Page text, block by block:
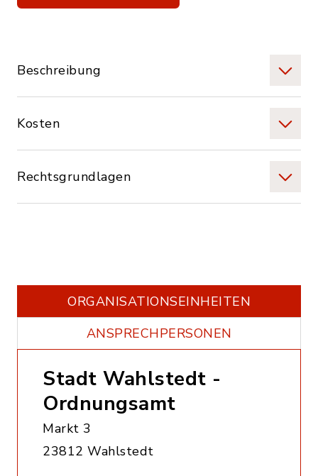
Beschreibung
Kosten
Rechtsgrundlagen
ORGANISATIONS­EINHEITEN
ANSPRECHPERSONEN
Stadt Wahlstedt -
Ordnungsamt
Markt 3
23812 Wahlstedt